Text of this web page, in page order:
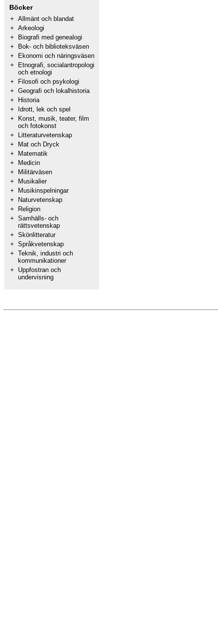
Böcker
+ Allmänt och blandat
+ Arkeologi
+
Biografi med genealogi
+
Bok- och biblioteksväsen
+
Ekonomi och näringsväsen
+
Etnografi, socialantropologi
och etnologi
+
Filosofi och psykologi
+ Geografi och lokalhistoria
+
Historia
+
Idrott, lek och spel
+
Konst, musik, teater, film
och fotokonst
+
Litteraturvetenskap
+
Mat och Dryck
+
Matematik
+
Medicin
+
Militärväsen
+
Musikalier
+
Musikinspelningar
+
Naturvetenskap
+
Religion
+ Samhälls- och
rättsvetenskap
+ Skönlitteratur
+ Språkvetenskap
+ Teknik, industri och
kommunikationer
+
Uppfostran och
undervisning